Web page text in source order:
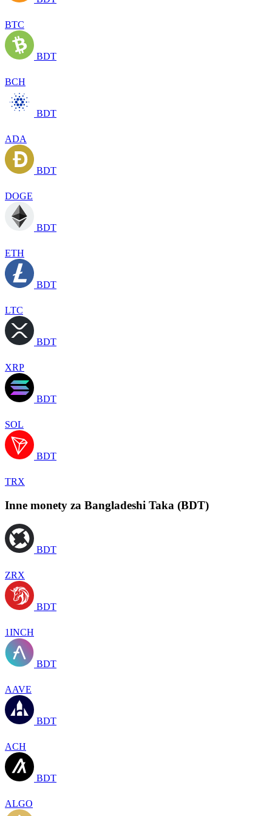
BTC
BDT
BCH
BDT
ADA
BDT
DOGE
BDT
ETH
BDT
LTC
BDT
XRP
BDT
SOL
BDT
TRX
Inne monety za Bangladeshi Taka (BDT)
BDT
ZRX
BDT
1INCH
BDT
AAVE
BDT
ACH
BDT
ALGO